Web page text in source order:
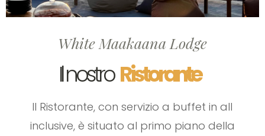
White Maakaana Lodge
Il nostro Ristorante
Il Ristorante, con servizio a buffet in all
inclusive, è situato al primo piano della